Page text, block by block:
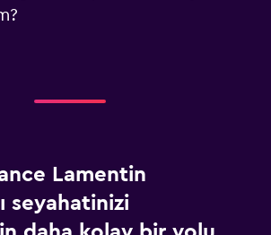
Lamentin
seyahatinizi